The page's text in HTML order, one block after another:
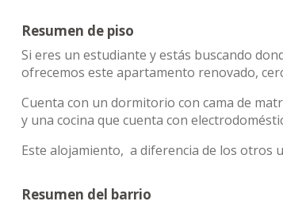
Resumen de piso
Si eres un estudiante y estás buscando
ofrecemos este apartamento renovado,
Cuenta con un dormitorio con cama de
y una cocina que cuenta con
Este alojamiento, a diferencia de los otros
Resumen del barrio